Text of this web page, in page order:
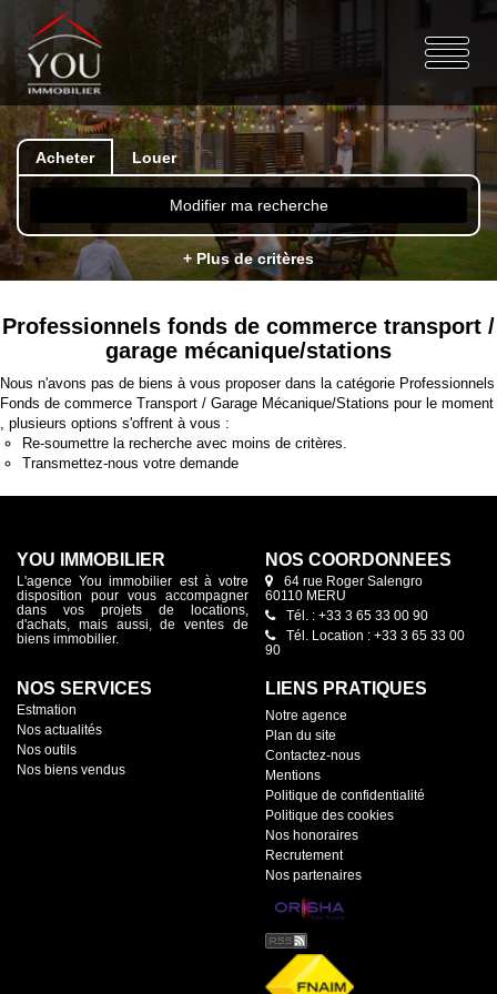
Acheter Louer
Modifier ma recherche
+ Plus de critères
Professionnels fonds de commerce transport /
garage mécanique/stations
Nous n'avons pas de biens à vous proposer dans la catégorie Professionnels
Fonds de commerce Transport / Garage Mécanique/Stations pour le moment
, plusieurs options s'offrent à vous :
Re-soumettre la recherche avec moins de critères.
Transmettez-nous votre demande
YOU IMMOBILIER
L'agence You immobilier est à votre
disposition pour vous accompagner
dans vos projets de locations,
d'achats, mais aussi, de ventes de
biens immobilier.
NOS COORDONNÉES
64 rue Roger Salengro
60110 MERU
Tél. : +33 3 65 33 00 90
Tél. Location : +33 3 65 33 00
90
NOS SERVICES
Estmation
Nos actualités
Nos outils
Nos biens vendus
LIENS PRATIQUES
Notre agence
Plan du site
Contactez-nous
Mentions
Politique de confidentialité
Politique des cookies
Nos honoraires
Recrutement
Nos partenaires